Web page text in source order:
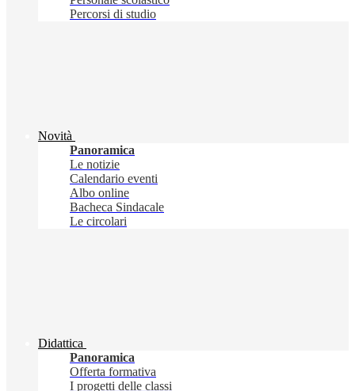
Percorsi di studio
Novità
Panoramica
Le notizie
Calendario eventi
Albo online
Bacheca Sindacale
Le circolari
Didattica
Panoramica
Offerta formativa
I progetti delle classi